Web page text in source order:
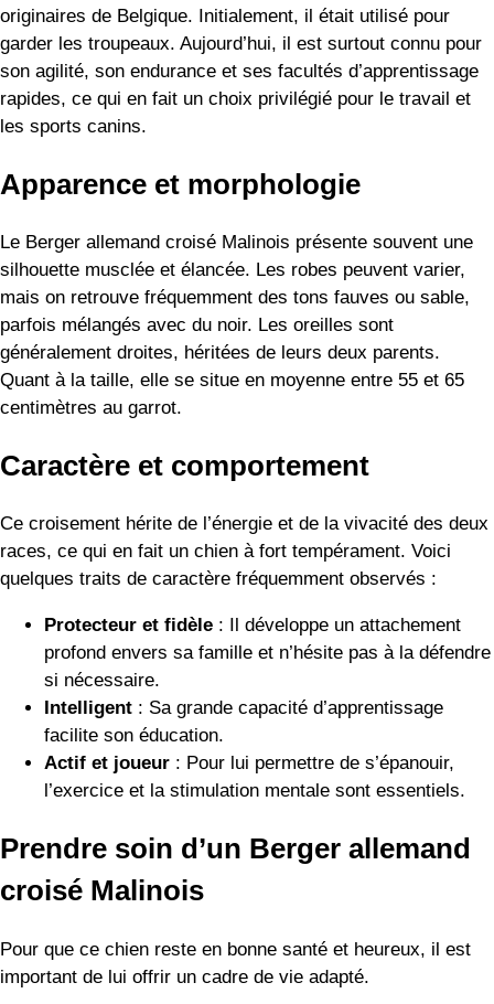
originaires de Belgique. Initialement, il était utilisé pour
garder les troupeaux. Aujourd’hui, il est surtout connu pour
son agilité, son endurance et ses facultés d’apprentissage
rapides, ce qui en fait un choix privilégié pour le travail et
les sports canins.
Apparence et morphologie
Le Berger allemand croisé Malinois présente souvent une
silhouette musclée et élancée. Les robes peuvent varier,
mais on retrouve fréquemment des tons fauves ou sable,
parfois mélangés avec du noir. Les oreilles sont
généralement droites, héritées de leurs deux parents.
Quant à la taille, elle se situe en moyenne entre 55 et 65
centimètres au garrot.
Caractère et comportement
Ce croisement hérite de l’énergie et de la vivacité des deux
races, ce qui en fait un chien à fort tempérament. Voici
quelques traits de caractère fréquemment observés :
Protecteur et fidèle : Il développe un attachement
profond envers sa famille et n’hésite pas à la défendre
si nécessaire.
Intelligent : Sa grande capacité d’apprentissage
facilite son éducation.
Actif et joueur : Pour lui permettre de s’épanouir,
l’exercice et la stimulation mentale sont essentiels.
Prendre soin d’un Berger allemand
croisé Malinois
Pour que ce chien reste en bonne santé et heureux, il est
important de lui offrir un cadre de vie adapté.